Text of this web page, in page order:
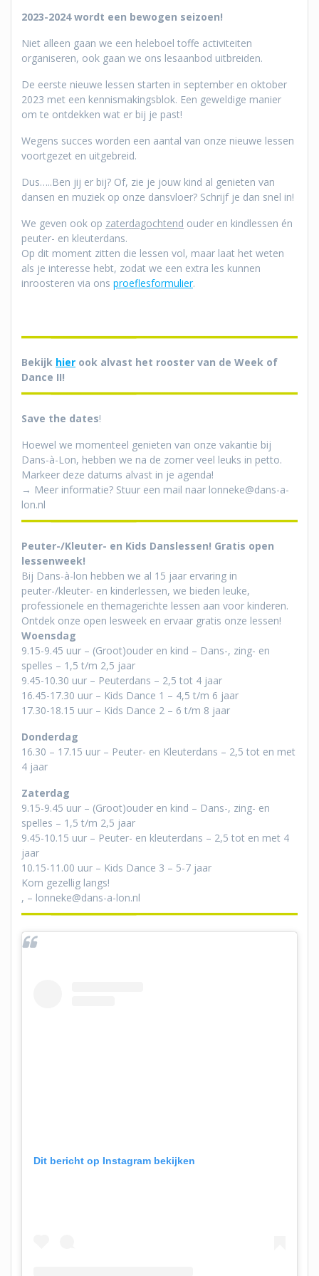
2023-2024 wordt een bewogen seizoen!
Niet alleen gaan we een heleboel toffe activiteiten
organiseren, ook gaan we ons lesaanbod uitbreiden.
De eerste nieuwe lessen starten in september en oktober
2023 met een kennismakingsblok. Een geweldige manier
om te ontdekken wat er bij je past!
Wegens succes worden een aantal van onze nieuwe lessen
voortgezet en uitgebreid.
Dus…..Ben jij er bij? Of, zie je jouw kind al genieten van
dansen en muziek op onze dansvloer? Schrijf je dan snel in!
We geven ook op zaterdagochtend ouder en kindlessen én
peuter- en kleuterdans.
Op dit moment zitten die lessen vol, maar laat het weten
als je interesse hebt, zodat we een extra les kunnen
inroosteren via ons proeflesformulier.
Bekijk hier ook alvast het rooster van de Week of
Dance II!
Save the dates!
Hoewel we momenteel genieten van onze vakantie bij
Dans-à-Lon, hebben we na de zomer veel leuks in petto.
Markeer deze datums alvast in je agenda!
→ Meer informatie? Stuur een mail naar lonneke@dans-a-
lon.nl
Peuter-/Kleuter- en Kids Danslessen! Gratis open
lessenweek!
Bij Dans-à-lon hebben we al 15 jaar ervaring in
peuter-/kleuter- en kinderlessen, we bieden leuke,
professionele en themagerichte lessen aan voor kinderen.
Ontdek onze open lesweek en ervaar gratis onze lessen!
Woensdag
9.15-9.45 uur – (Groot)ouder en kind – Dans-, zing- en
spelles – 1,5 t/m 2,5 jaar
9.45-10.30 uur – Peuterdans – 2,5 tot 4 jaar
16.45-17.30 uur – Kids Dance 1 – 4,5 t/m 6 jaar
17.30-18.15 uur – Kids Dance 2 – 6 t/m 8 jaar
Donderdag
16.30 – 17.15 uur – Peuter- en Kleuterdans – 2,5 tot en met
4 jaar
Zaterdag
9.15-9.45 uur – (Groot)ouder en kind – Dans-, zing- en
spelles – 1,5 t/m 2,5 jaar
9.45-10.15 uur – Peuter- en kleuterdans – 2,5 tot en met 4
jaar
10.15-11.00 uur – Kids Dance 3 – 5-7 jaar
Kom gezellig langs!
, – lonneke@dans-a-lon.nl
Dit bericht op Instagram bekijken